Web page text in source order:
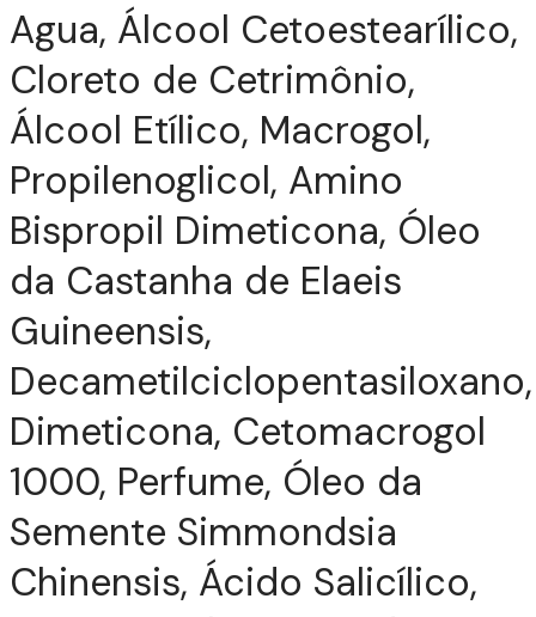
Agua, Álcool Cetoestearílico,
Cloreto de Cetrimônio,
Álcool Etílico, Macrogol,
Propilenoglicol, Amino
Bispropil Dimeticona, Óleo
da Castanha de Elaeis
Guineensis,
Decametilciclopentasiloxano,
Dimeticona, Cetomacrogol
1000, Perfume, Óleo da
Semente Simmondsia
Chinensis, Ácido Salicílico,